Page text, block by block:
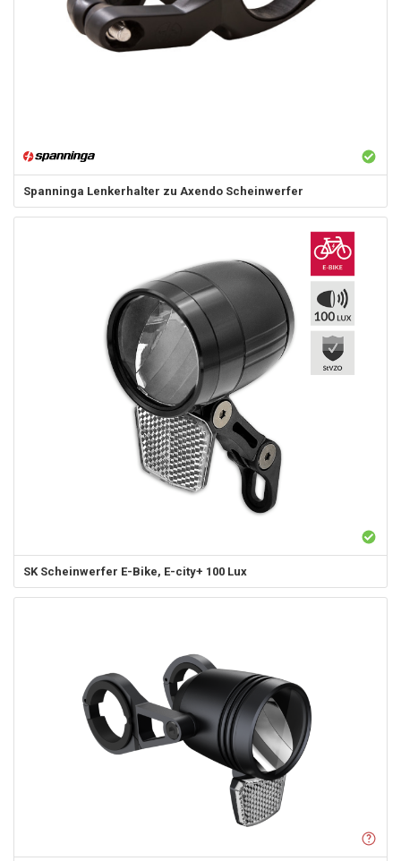
Spanninga Lenkerhalter zu Axendo Scheinwerfer
SK Scheinwerfer E-Bike, E-city+ 100 Lux